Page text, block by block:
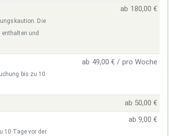
Die
und
ab 180,00 €
bis zu 10
ab 49,00 € / pro Woche
ab 50,00 €
10 Tage vor der
ab 9,00 €